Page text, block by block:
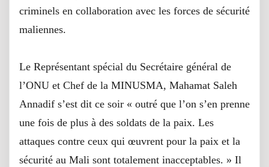
criminels en collaboration avec les forces de sécurité
maliennes.​
Le Représentant spécial du Secrétaire général de
l’ONU et Chef de la MINUSMA, Mahamat Saleh
Annadif s’est dit ce soir « outré que l’on s’en prenne
une fois de plus à des soldats de la paix. Les
attaques contre ceux qui œuvrent pour la paix et la
sécurité au Mali sont totalement inacceptables. » Il